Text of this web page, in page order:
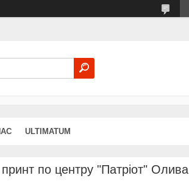
ULTIMATUM
по центру "Патріот" Олива